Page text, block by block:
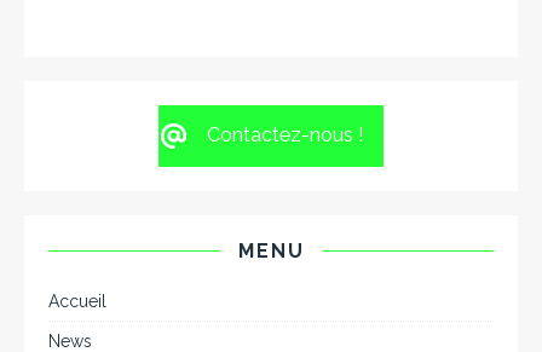
Contactez-nous !
MENU
Accueil
News